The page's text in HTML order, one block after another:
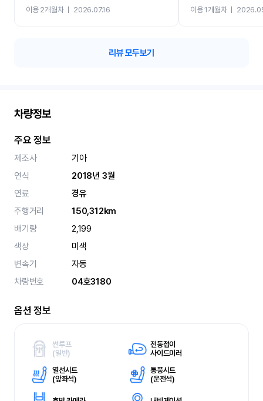
이용 2개월차ㅣ 2026.07.16 이용 1개월차ㅣ
리뷰 모두보기
차량정보
주요 정보
제조사
기아
연식
2018년 3월
연료
경유
주행거리
150,312km
배기량
2,199
색상
미색
변속기
자동
차량번호
04호3180
옵션 정보
썬루프
(일반)
전동접이
사이드미러
열선시트
(앞좌석)
통풍시트
(운전석)